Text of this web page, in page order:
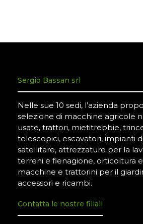
Sergio Bassan srl
Nelle sue 10 sedi, l’azienda
selezione di macchine agricole
usate, trattori, mietitrebbie,
telescopici, escavatori, impianti
satellitare, attrezzature per la
terreni e fienagione, orticoltura
macchine e trattorini per il
accessori e ricambi.
Contatta le nostre filiali